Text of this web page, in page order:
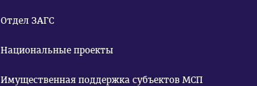
Отдел ЗАГС
Национальные проекты
Имущественная поддержка субъектов МСП